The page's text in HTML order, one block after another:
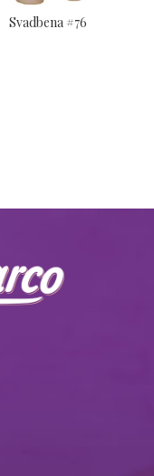
Svadbena #76